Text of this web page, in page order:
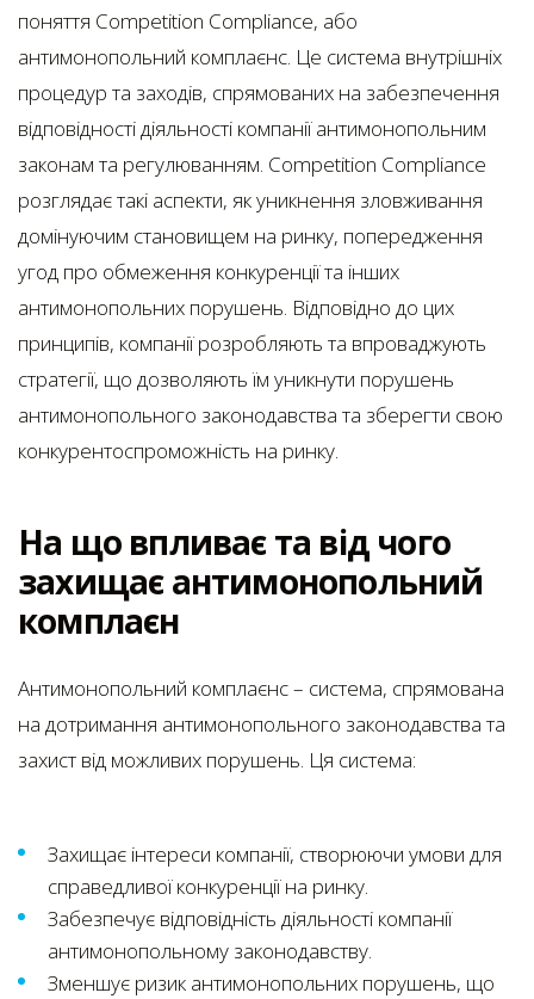
поняття Competition Compliance, або
антимонопольний комплаєнс. Це система внутрішніх
процедур та заходів, спрямованих на забезпечення
відповідності діяльності компанії антимонопольним
законам та регулюванням. Competition Compliance
розглядає такі аспекти, як уникнення зловживання
домінуючим становищем на ринку, попередження
угод про обмеження конкуренції та інших
антимонопольних порушень. Відповідно до цих
принципів, компанії розробляють та впроваджують
стратегії, що дозволяють їм уникнути порушень
антимонопольного законодавства та зберегти свою
конкурентоспроможність на ринку.
На що впливає та від чого
захищає антимонопольний
комплаєн
Антимонопольний комплаєнс – система, спрямована
на дотримання антимонопольного законодавства та
захист від можливих порушень. Ця система:
Захищає інтереси компанії, створюючи умови для
справедливої конкуренції на ринку.
Забезпечує відповідність діяльності компанії
антимонопольному законодавству.
Зменшує ризик антимонопольних порушень, що